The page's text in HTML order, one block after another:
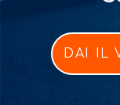
DAI IL